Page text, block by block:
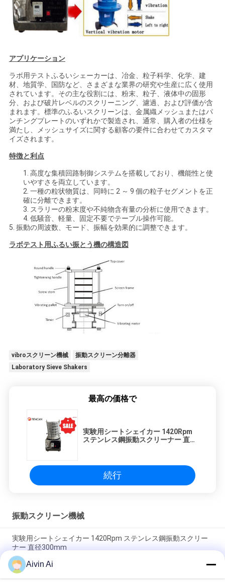
ポ
リ
シ
ー
アプリケーション
ラボ用テストふるいシェーカーは、冶金、粒子科学、化学、建
材、地質学、国防など、さまざまな業界の研究や生産に広く使用
されています。その主な役割には、粉末、粒子、液体中の固形
分、および破片レベルのスクリーニング、濾過、および評価が含
まれます。標準のふるいスクリーンは、金属織メッシュまたはパ
ンチングプレートのいずれかで製造され、通常、購入者の仕様を
満たし、メッシュサイズに関する顧客の要件に合わせてカスタマ
イズされます。
特徴と利点
1. 高度な集積回路制御システムを搭載しており、機能性と使
いやすさを両立しています。
2. 一種の粒状物質は、同時に 2 ～ 9 個の粒子セグメントを正
確に分離できます。
3. スラリーの粉末度や不純物含有量の分析に使用できます。
4. 低騒音、軽量、固定不要でテーブル操作可能。
5. 振動の周波数、モード、振幅を効果的に調整できます。
ラボテスト用ふるい振とう機の構造図
vibroスクリーン機械
振動スクリーン分離器
Laboratory Sieve Shakers
最高の価格で
実験用シートシェイカー 1420Rpm
ステンレス鋼振動スクリーナー 直径
続行
振動スクリーン機械
実験用シートシェイカー 1420Rpm ステンレス鋼振動スクリー
ナー 直径300mm
実験室 振動スクリーナー シーブシェーカー 分析機器 400 メッ
シュ 5 マイクロン パスタ ローータリー
Aivin Ai